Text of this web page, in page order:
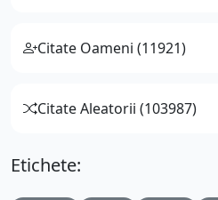
Citate Oameni (11921)
Citate Aleatorii (103987)
Etichete: